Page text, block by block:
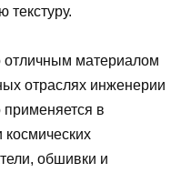
текстуру.
отличным материалом
отраслях инженерии
в
обшивки и